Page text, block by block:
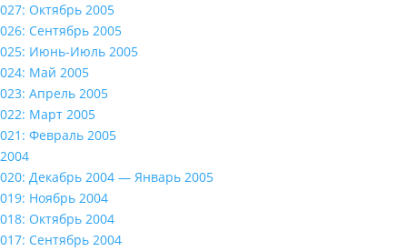
027: Октябрь 2005
026: Сентябрь 2005
025: Июнь-Июль 2005
024: Май 2005
023: Апрель 2005
022: Март 2005
021: Февраль 2005
2004
020: Декабрь 2004 — Январь 2005
019: Ноябрь 2004
018: Октябрь 2004
017: Сентябрь 2004